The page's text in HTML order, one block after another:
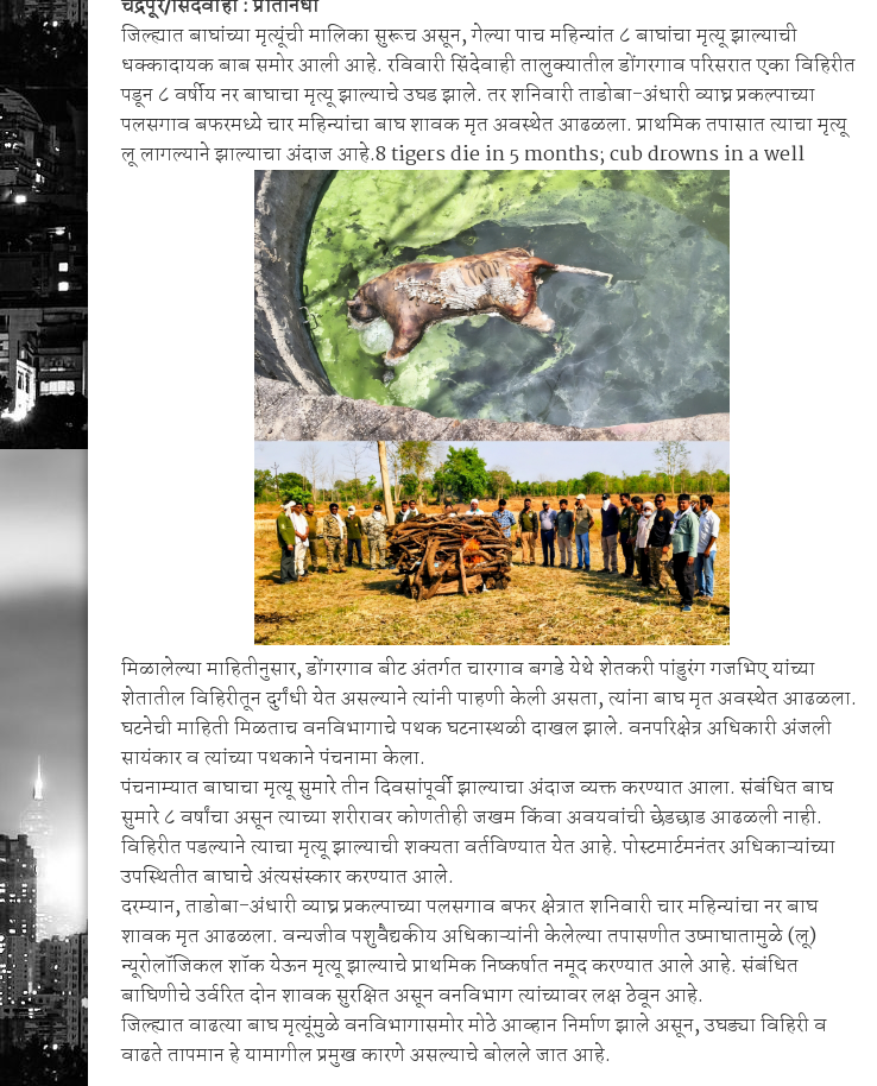
रुपये जप्त
अखेर नगर परिषद प्रशासन नमले; ९ महिन्यांपासून प्रलंबित सौंदर्यीकरणाच्या कामावरून पुन्हा वाद
जिल्ह्यात बाघांच्या मृत्यूंची मालिका सुरूच असून, गेल्या पाच महिन्यांत ८ बाघांचा मृत्यू झाल्याची
धक्कादायक बाब समोर आली आहे. रविवारी सिंदेवाही तालुक्यातील डोंगरगाव परिसरात एका विहिरीत
पडून ८ वर्षीय नर बाघाचा मृत्यू झाल्याचे उघड झाले. तर शनिवारी ताडोबा-अंधारी व्याघ्र प्रकल्पाच्या
पलसगाव बफरमध्ये चार महिन्यांचा बाघ शावक मृत अवस्थेत आढळला. प्राथमिक तपासात त्याचा मृत्यू
लू लागल्याने झाल्याचा अंदाज आहे.8 tigers die in 5 months; cub drowns in a well
मिळालेल्या माहितीनुसार, डोंगरगाव बीट अंतर्गत चारगाव बगडे येथे शेतकरी पांडुरंग गजभिए यांच्या
शेतातील विहिरीतून दुर्गंधी येत असल्याने त्यांनी पाहणी केली असता, त्यांना बाघ मृत अवस्थेत आढळला.
घटनेची माहिती मिळताच वनविभागाचे पथक घटनास्थळी दाखल झाले. वनपरिक्षेत्र अधिकारी अंजली
सायंकार व त्यांच्या पथकाने पंचनामा केला.
पंचनाम्यात बाघाचा मृत्यू सुमारे तीन दिवसांपूर्वी झाल्याचा अंदाज व्यक्त करण्यात आला. संबंधित बाघ
सुमारे ८ वर्षांचा असून त्याच्या शरीरावर कोणतीही जखम किंवा अवयवांची छेडछाड आढळली नाही.
विहिरीत पडल्याने त्याचा मृत्यू झाल्याची शक्यता वर्तविण्यात येत आहे. पोस्टमार्टमनंतर अधिकाऱ्यांच्या
उपस्थितीत बाघाचे अंत्यसंस्कार करण्यात आले.
दरम्यान, ताडोबा-अंधारी व्याघ्र प्रकल्पाच्या पलसगाव बफर क्षेत्रात शनिवारी चार महिन्यांचा नर बाघ
शावक मृत आढळला. वन्यजीव पशुवैद्यकीय अधिकाऱ्यांनी केलेल्या तपासणीत उष्माघातामुळे (लू)
न्यूरोलॉजिकल शॉक येऊन मृत्यू झाल्याचे प्राथमिक निष्कर्षात नमूद करण्यात आले आहे. संबंधित
बाघिणीचे उर्वरित दोन शावक सुरक्षित असून वनविभाग त्यांच्यावर लक्ष ठेवून आहे.
जिल्ह्यात वाढत्या बाघ मृत्यूंमुळे वनविभागासमोर मोठे आव्हान निर्माण झाले असून, उघड्या विहिरी व
वाढते तापमान हे यामागील प्रमुख कारणे असल्याचे बोलले जात आहे.